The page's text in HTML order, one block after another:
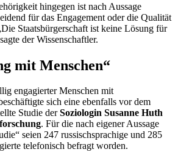
hingegen ist nach Aussage
für das Engagement oder die Qualität
Staatsbürgerschaft ist keine Lösung für
der Wissenschaftler.
mit Menschen“
engagierter Menschen mit
sich eine ebenfalls vor dem
Studie derSoziologin Susanne Huth
. Für die nach eigener Aussage
seien 247 russischsprachige und 285
erte telefonisch befragt worden.